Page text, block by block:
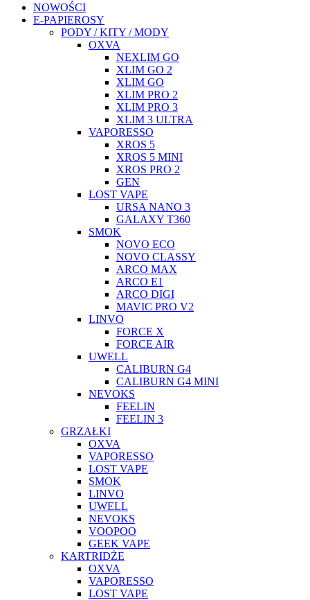
NOWOŚCI
E-PAPIEROSY
PODY / KITY / MODY
OXVA
NEXLIM GO
XLIM GO 2
XLIM GO
XLIM PRO 2
XLIM PRO 3
XLIM 3 ULTRA
VAPORESSO
XROS 5
XROS 5 MINI
XROS PRO 2
GEN
LOST VAPE
URSA NANO 3
GALAXY T360
SMOK
NOVO ECO
NOVO CLASSY
ARCO MAX
ARCO E1
ARCO DIGI
MAVIC PRO V2
LINVO
FORCE X
FORCE AIR
UWELL
CALIBURN G4
CALIBURN G4 MINI
NEVOKS
FEELIN
FEELIN 3
GRZAŁKI
OXVA
VAPORESSO
LOST VAPE
SMOK
LINVO
UWELL
NEVOKS
VOOPOO
GEEK VAPE
KARTRIDŻE
OXVA
VAPORESSO
LOST VAPE